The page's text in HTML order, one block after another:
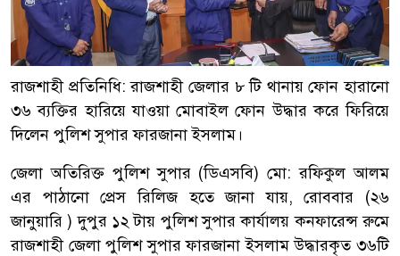
রাজশাহী প্রতিনিধি: রাজশাহী জেলার ৮ টি থানায় ফোন হারানো
৩৬ ব্যক্তির হারিয়ে যাওয়া মোবাইল ফোন উদ্ধার করে ফিরিয়ে
দিলেন পুলিশ সুপার ফারজানা ইসলাম।
জেলা অতিরিক্ত পুলিশ সুপার (ডিএসবি) মো: রফিকুল আলম
এর পাঠানো প্রেস রিলিজ হতে জানা যায়, রোববার (২৬
জানুয়ারি ) দুপুর ১২ টায় পুলিশ সুপার কার্যালয় কনফারেন্স রুমে
রাজশাহী জেলা পুলিশ সুপার ফারজানা ইসলাম উদ্ধারকৃত ৩৬টি